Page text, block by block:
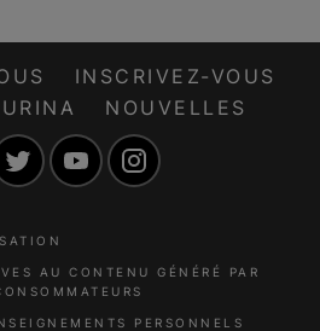
INSCRIVEZ-VOUS
NOUVELLES
Twitter YouTube
AU CONTENU GÉNÉRÉ PAR
PERSONNELS